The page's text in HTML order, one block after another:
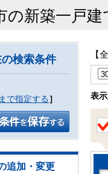
の新築一戸建
【全
表
検索条件
で指定する ］
追加・変更